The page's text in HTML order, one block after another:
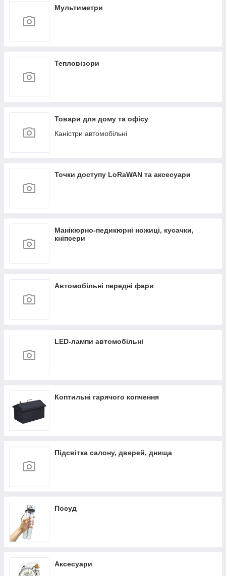
Мультиметри
Тепловізори
Товари для дому та офісу
Каністри автомобільні
Точки доступу LoRaWAN та аксесуари
Манікюрно-педикюрні ножиці, кусачки,
кніпсери
Автомобільні передні фари
LED-лампи автомобільні
Коптильні гарячого копчення
Підсвітка салону, дверей, днища
Посуд
Аксесуари